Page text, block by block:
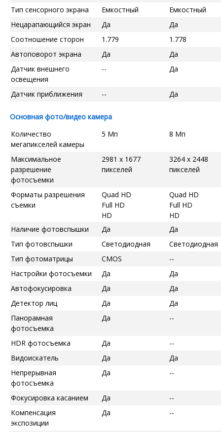
Тип сенсорного экрана
Емкостный
Емкостный
Нецарапающийся экран
Да
Да
Соотношение сторон
1.779
1.778
Автоповорот экрана
Да
Да
Датчик внешнего
освещения
-- Да
Датчик приближения -- Да
Основная фото/видео камера
Количество
мегапикселей камеры
5 Мп 8 Мп
Максимальное
разрешение
фотосъемки
2981 x 1677
пикселей
3264 x 2448
пикселей
Форматы разрешения
съемки
Quad HD
Full HD
HD
Quad HD
Full HD
HD
Наличие фотовспышки
Да
Да
Тип фотовспышки
Светодиодная
Светодиодная
Тип фотоматрицы
CMOS
--
Настройки фотосъемки
Да
Да
Автофокусировка
Да
Да
Детектор лиц
Да
Да
Панорамная
фотосъемка
Да --
HDR фотосъемка Да
--
Видоискатель
Да
Да
Непрерывная
фотосъемка
Да --
Фокусировка касанием Да
--
Компенсация
экспозиции
Да --